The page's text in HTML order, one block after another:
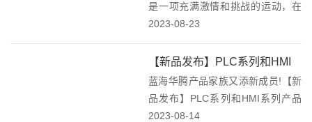
是一项充满激情和挑战的运动，在
赛场中，选手们一次次的挥动着球
又迅速回到自己的位置准备下一次
攻击，激烈角逐，挥汗如雨，在加
油助威声中，高球...
2023-08-23
【新品发布】PLC系列和HMI
系列产品上市！
蓝海华腾产品家族又添新成员!【新
品发布】PLC系列和HMI系列产品
上市！PLC和HMI系列产品集合本
2023-08-14